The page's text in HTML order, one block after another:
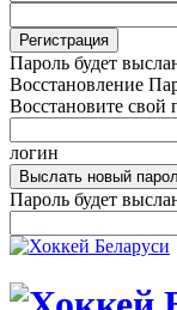
Пароль будет
Восстановление
Восстановите свой
логин
Пароль будет